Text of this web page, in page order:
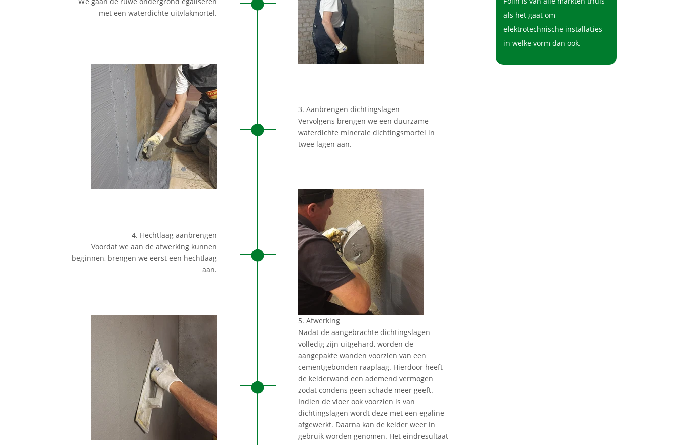
met een waterdichte uitvlakmortel.
3. Aanbrengen dichtingslagen
Vervolgens brengen we een duurzame
waterdichte minerale dichtingsmortel in
twee lagen aan.
4. Hechtlaag aanbrengen
Voordat we aan de afwerking kunnen
beginnen, brengen we eerst een hechtlaag
aan.
5. Afwerking
Nadat de aangebrachte dichtingslagen
volledig zijn uitgehard, worden de
aangepakte wanden voorzien van een
cementgebonden raaplaag. Hierdoor heeft
de kelderwand een ademend vermogen
zodat condens geen schade meer geeft.
Indien de vloer ook voorzien is van
dichtingslagen wordt deze met een egaline
afgewerkt. Daarna kan de kelder weer in
gebruik worden genomen. Het eindresultaat
als het gaat om
elektrotechnische installaties
in welke vorm dan ook.